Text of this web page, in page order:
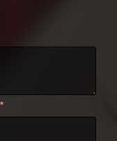
*